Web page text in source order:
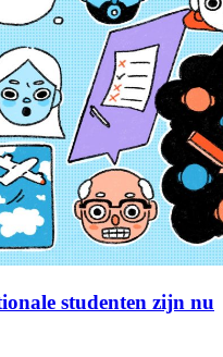
studenten zijn nu